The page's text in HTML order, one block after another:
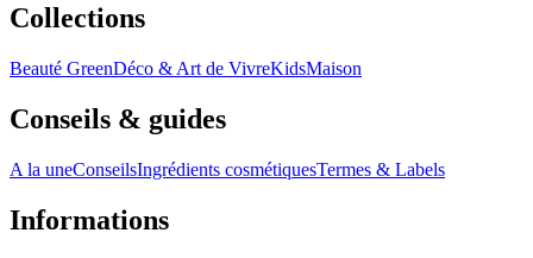
Collections
Beauté GreenDéco & Art de VivreKidsMaison
Conseils & guides
A la uneConseilsIngrédients cosmétiquesTermes & Labels
Informations